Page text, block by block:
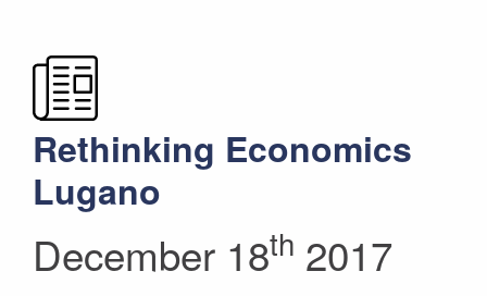
Rethinking Economics
Lugano
December 18th 2017